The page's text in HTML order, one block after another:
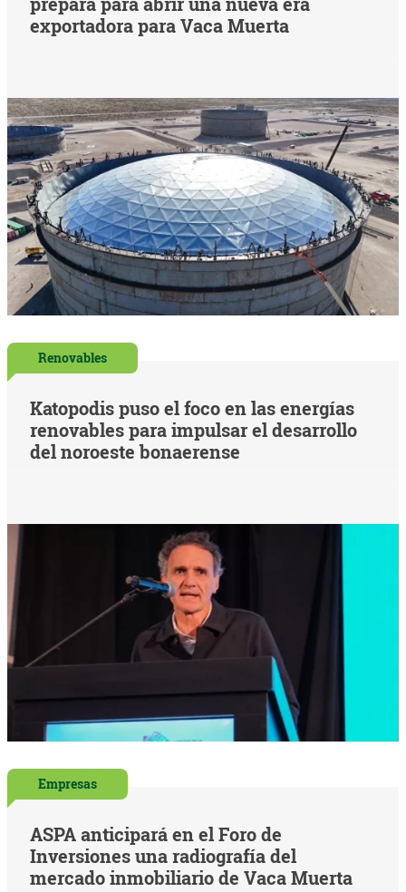
exportadora para Vaca Muerta
Renovables
Katopodis puso el foco en las energías
renovables para impulsar el desarrollo
del noroeste bonaerense
Empresas
ASPA anticipará en el Foro de
Inversiones una radiografía del
mercado inmobiliario de Vaca Muerta